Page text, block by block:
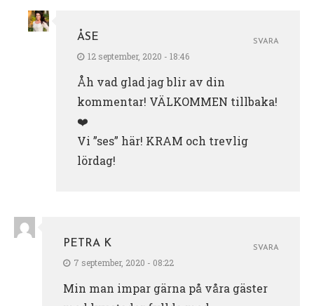
ÅSE
12 september, 2020 - 18:46
Åh vad glad jag blir av din
kommentar! VÄLKOMMEN tillbaka!
❤️
Vi ”ses” här! KRAM och trevlig
lördag!
SVARA
PETRA K
7 september, 2020 - 08:22
Min man impar gärna på våra gäster
SVARA